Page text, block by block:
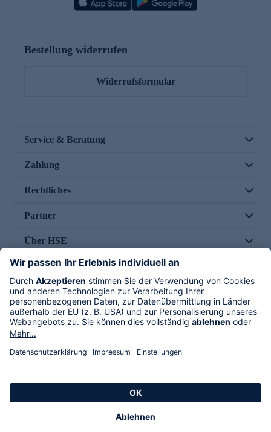
Bestellung widerrufen
Widerrufsformular
Service & Beratung
Zahlung
Rechtliches
Partner
Über HSE
Im TV
HSE International